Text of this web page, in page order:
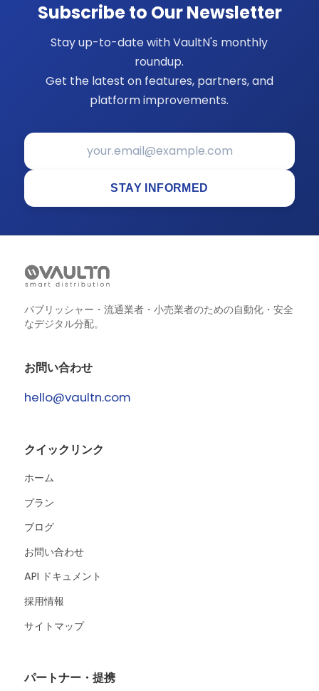
Subscribe to Our Newsletter
Stay up-to-date with VaultN's monthly
roundup.
Get the latest on features, partners, and
platform improvements.
STAY INFORMED
パブリッシャー・流通業者・小売業者のための自動化・安全
なデジタル分配。
お問い合わせ
hello@vaultn.com
クイックリンク
ホーム
プラン
ブログ
お問い合わせ
API ドキュメント
採用情報
サイトマップ
パートナー・提携